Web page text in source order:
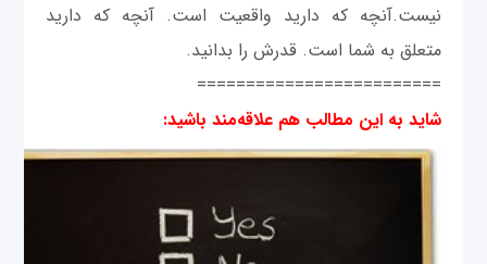
نیست.آنچه که دارید واقعیت است. آنچه که دارید
متعلق به شما است. قدرش را بدانید.
=========================
شاید به این مطالب هم علاقه‌مند باشید: